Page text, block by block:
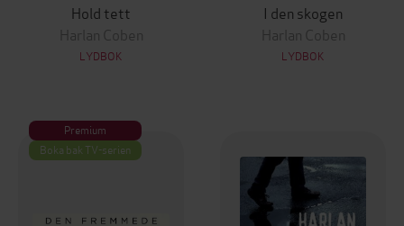
Hold tett
Harlan Coben
LYDBOK
I den skogen
Harlan Coben
LYDBOK
Premium
Boka bak TV-serien